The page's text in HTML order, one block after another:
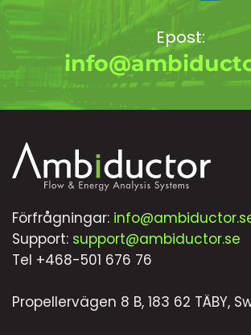
Epost:
Förfrågningar:
Support: support@ambiductor.se
Tel +468-501 676 76
Propellervägen 8 B, 183 62 TÄBY,